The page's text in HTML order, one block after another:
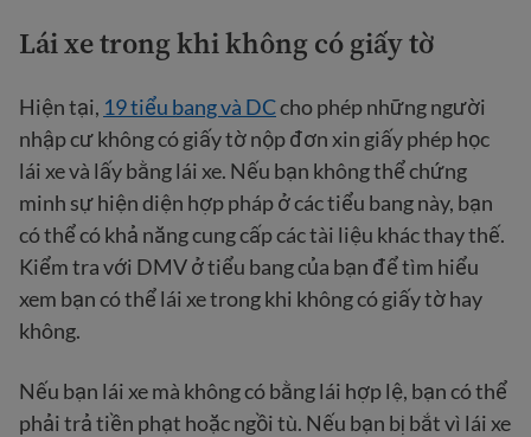
Lái xe trong khi không có giấy tờ
Hiện tại, 19 tiểu bang và DCcho phép những người
nhập cư không có giấy tờ nộp đơn xin giấy phép học
lái xe và lấy bằng lái xe. Nếu bạn không thể chứng
minh sự hiện diện hợp pháp ở các tiểu bang này, bạn
có thể có khả năng cung cấp các tài liệu khác thay thế.
Kiểm tra với DMV ở tiểu bang của bạn để tìm hiểu
xem bạn có thể lái xe trong khi không có giấy tờ hay
không.
Nếu bạn lái xe mà không có bằng lái hợp lệ, bạn có thể
phải trả tiền phạt hoặc ngồi tù. Nếu bạn bị bắt vì lái xe